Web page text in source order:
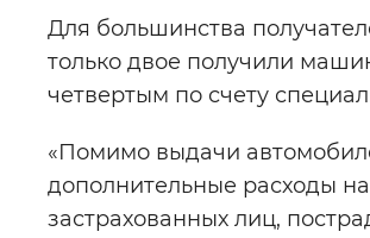
Вернуть
Для большинства
только двое получили
четвертым по счету
«Помимо выдачи
дополнительные расходы
застрахованных лиц,